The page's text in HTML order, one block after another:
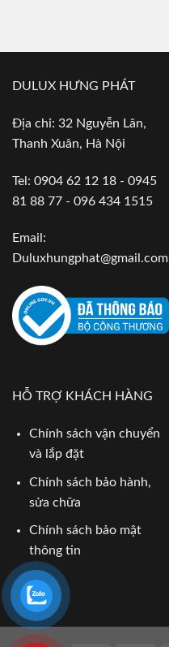
DULUX HƯNG PHÁT
Địa chỉ: 32 Nguyễn Lân,
Thanh Xuân, Hà Nội
Tel: 0904 62 12 18 - 0945
81 88 77 - 096 434 1515
Email:
Duluxhungphat@gmail.com
HỖ TRỢ KHÁCH HÀNG
Chính sách vận chuyển
và lắp đặt
Chính sách bảo hành,
sửa chữa
Chính sách bảo mật
thông tin